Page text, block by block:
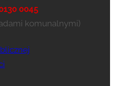
0045
komunalnymi)